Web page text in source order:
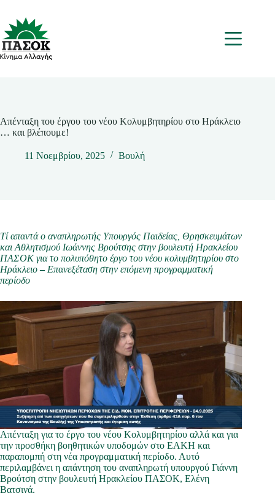
περιεχόμενο
Μενου
Απένταξη του έργου του νέου Κολυμβητηρίου στο Ηράκλειο
… και βλέπουμε!
11 Νοεμβρίου, 2025 Βουλή
Τί απαντά ο αναπληρωτής Υπουργός Παιδείας, Θρησκευμάτων
και Αθλητισμού Ιωάννης Βρούτσης στην βουλευτή Ηρακλείου
ΠΑΣΟΚ για το πολυπόθητο έργο του νέου κολυμβητηρίου στο
Ηράκλειο– Επανεξέταση στην επόμενη προγραμματική
περίοδο
Απένταξη για το έργο του νέου Κολυμβητηρίου αλλά και για
την προσθήκη βοηθητικών υποδομών στο ΕΑΚΗ και
παραπομπή στη νέα προγραμματική περίοδο. Αυτό
περιλαμβάνει η απάντηση του αναπληρωτή υπουργού Γιάννη
Βρούτση στην βουλευτή Ηρακλείου ΠΑΣΟΚ, Ελένη
Βατσινά.